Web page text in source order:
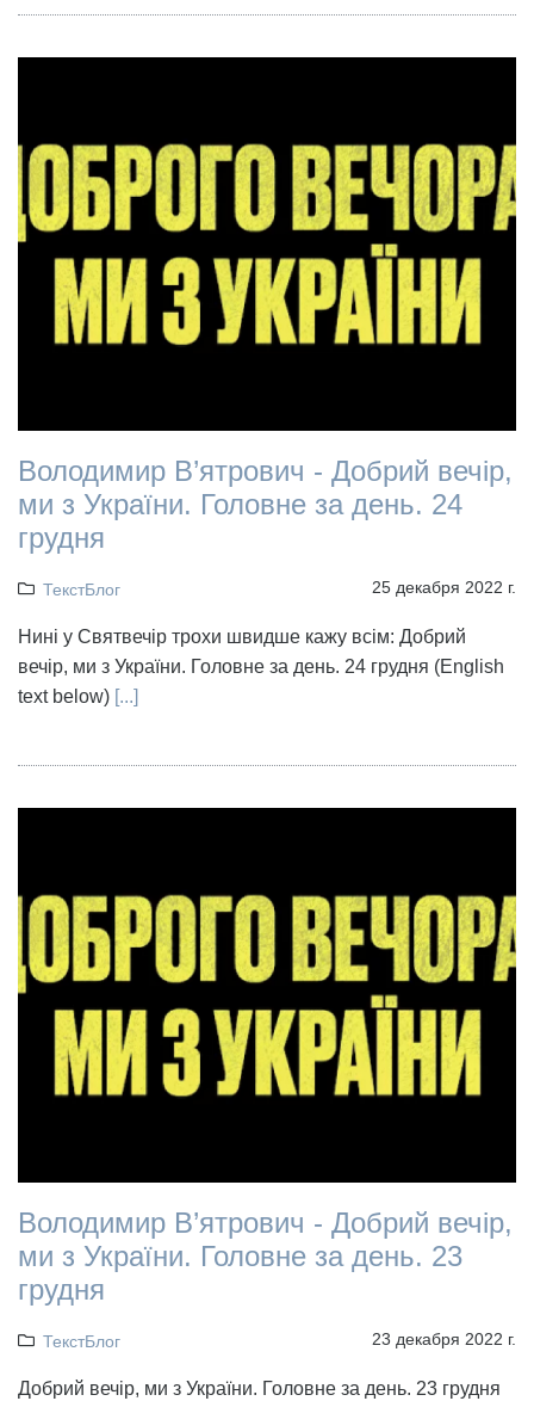
Володимир В’ятрович - Добрий вечір,
ми з України. Головне за день. 24
грудня
ТекстБлог 25 декабря 2022 г.
Нині у Святвечір трохи швидше кажу всім: Добрий
вечір, ми з України. Головне за день. 24 грудня (English
text below) [...]
Володимир В’ятрович - Добрий вечір,
ми з України. Головне за день. 23
грудня
ТекстБлог 23 декабря 2022 г.
Добрий вечір, ми з України. Головне за день. 23 грудня